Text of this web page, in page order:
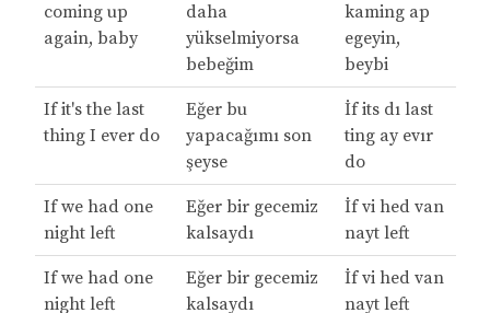
coming up
again, baby
daha
yükselmiyorsa
bebeğim
kaming ap
egeyin,
beybi
If it's the last
thing I ever do
Eğer bu
yapacağımı son
şeyse
İf its dı last
ting ay evır
do
If we had one
night left
Eğer bir gecemiz
kalsaydı
İf vi hed van
nayt left
If we had one
night left
Eğer bir gecemiz
kalsaydı
İf vi hed van
nayt left